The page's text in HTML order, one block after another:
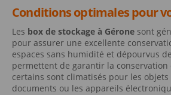
Conditions optimales pour
Les box de stockage à Gérone sont
pour assurer une excellente
espaces sans humidité et dépourvus
permettent de garantir la conservation
certains sont climatisés pour les
documents ou les appareils